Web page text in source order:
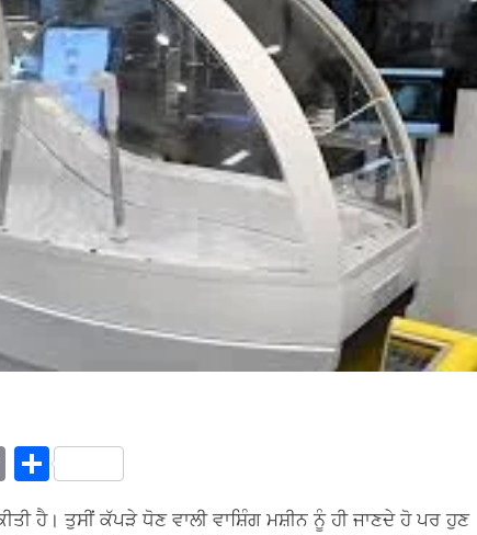
Copy
Link
Share
ਹੈ। ਤੁਸੀਂ ਕੱਪੜੇ ਧੋਣ ਵਾਲੀ ਵਾਸ਼ਿੰਗ ਮਸ਼ੀਨ ਨੂੰ ਹੀ ਜਾਣਦੇ ਹੋ ਪਰ ਹੁਣ